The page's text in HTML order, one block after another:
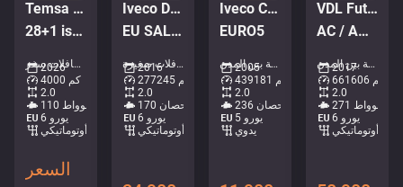
Temsa Prestij
28+1 istekohta | 7.3m | UUS
حافلات - حافلات سفر • M407-4724
2026
4000 كم
2.0
110 كيلوواط
يورو 6
أوتوماتيكي
السعر
Iveco Daily 65C17 Feniksbus
EU SALES 800.- Euro TAX WILL BE ADDED / 20+1 SEATS / AC
حافلات - حافلات صغيرة • M960-4669
2016
277245 كم
2.0
170 حصان
يورو 6
أوتوماتيكي
Iveco CC120/130 E24/FP
EURO5
حافلات - حافلة بين المدن • M311-4601
2005
439181 كم
2.0
236 حصان
يورو 5
يدوي
VDL Futura FMD2 4x2
AC / AUXILIARY HEATING / TV
حافلات - حافلة بين المدن • M837-1369
2017
661606 كم
2.0
271 كيلوواط
يورو 6
أوتوماتيكي